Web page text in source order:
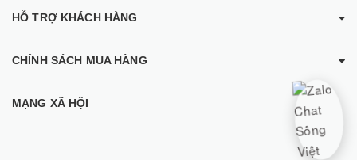
HỖ TRỢ KHÁCH HÀNG
CHÍNH SÁCH MUA HÀNG
MẠNG XÃ HỘI